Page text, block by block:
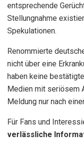
entsprechende
Stellungnahme
Spekulationen.
Renommierte
nicht über eine
haben keine
Medien mit seriösem
Meldung nur nach
Für Fans und
verlässliche